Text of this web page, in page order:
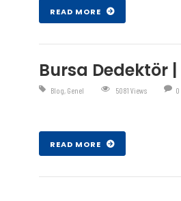
READ MORE
Bursa Dedektör
Blog, Genel 5081 Views
READ MORE